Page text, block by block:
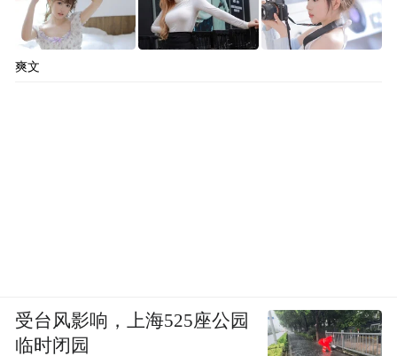
爽文
受台风影响，上海525座公园
临时闭园